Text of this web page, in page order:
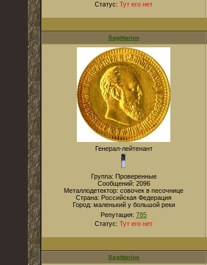
Статус: Тут его нет
Sagittarius
Генерал-лейтенант
Группа: Проверенные
Сообщений: 2096
Металлодетектор: совочек в песочнице
Страна: Российская Федерация
Город: маленький у большой реки
Репутация: 785
Статус: Тут его нет
Sagittarius